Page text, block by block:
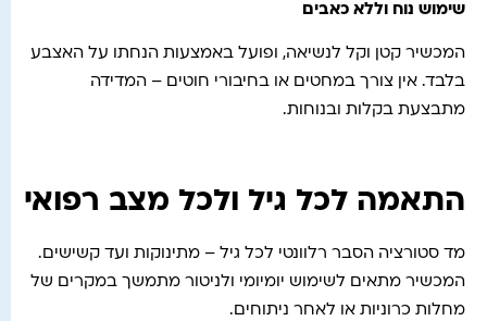
שימוש נוח וללא כאבים
המכשיר קטן וקל לנשיאה, ופועל באמצעות הנחתו על האצבע
בלבד. אין צורך במחטים או בחיבורי חוטים – המדידה
מתבצעת בקלות ובנוחות.
התאמה לכל גיל ולכל מצב רפואי
מד סטורציה הסבר רלוונטי לכל גיל – מתינוקות ועד קשישים.
המכשיר מתאים לשימוש יומיומי ולניטור מתמשך במקרים של
מחלות כרוניות או לאחר ניתוחים.